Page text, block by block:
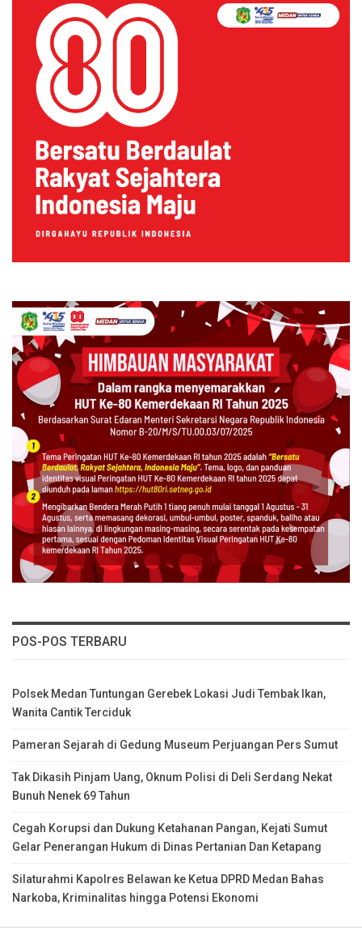
POS-POS TERBARU
Polsek Medan Tuntungan Gerebek Lokasi Judi Tembak Ikan,
Wanita Cantik Terciduk
Pameran Sejarah di Gedung Museum Perjuangan Pers Sumut
Tak Dikasih Pinjam Uang, Oknum Polisi di Deli Serdang Nekat
Bunuh Nenek 69 Tahun
Cegah Korupsi dan Dukung Ketahanan Pangan, Kejati Sumut
Gelar Penerangan Hukum di Dinas Pertanian Dan Ketapang
Silaturahmi Kapolres Belawan ke Ketua DPRD Medan Bahas
Narkoba, Kriminalitas hingga Potensi Ekonomi